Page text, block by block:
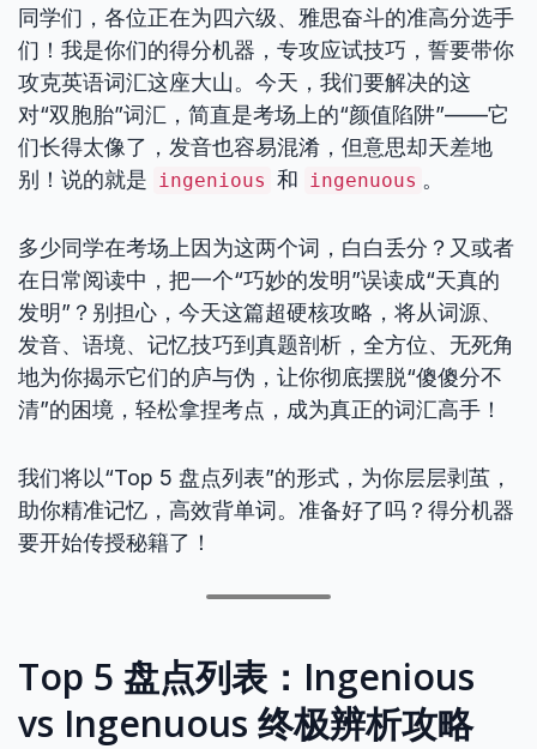
同学们，各位正在为四六级、雅思奋斗的准高分选手
们！我是你们的得分机器，专攻应试技巧，誓要带你
攻克英语词汇这座大山。今天，我们要解决的这
对“双胞胎”词汇，简直是考场上的“颜值陷阱”——它
们长得太像了，发音也容易混淆，但意思却天差地
别！说的就是 ingenious 和 ingenuous 。
多少同学在考场上因为这两个词，白白丢分？又或者
在日常阅读中，把一个“巧妙的发明”误读成“天真的
发明”？别担心，今天这篇超硬核攻略，将从词源、
发音、语境、记忆技巧到真题剖析，全方位、无死角
地为你揭示它们的庐与伪，让你彻底摆脱“傻傻分不
清”的困境，轻松拿捏考点，成为真正的词汇高手！
我们将以“Top 5 盘点列表”的形式，为你层层剥茧，
助你精准记忆，高效背单词。准备好了吗？得分机器
要开始传授秘籍了！
Top 5 盘点列表：Ingenious
vs Ingenuous 终极辨析攻略